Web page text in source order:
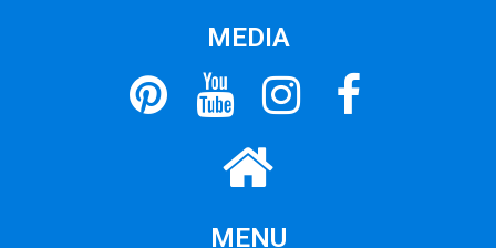
MEDIA
MENU